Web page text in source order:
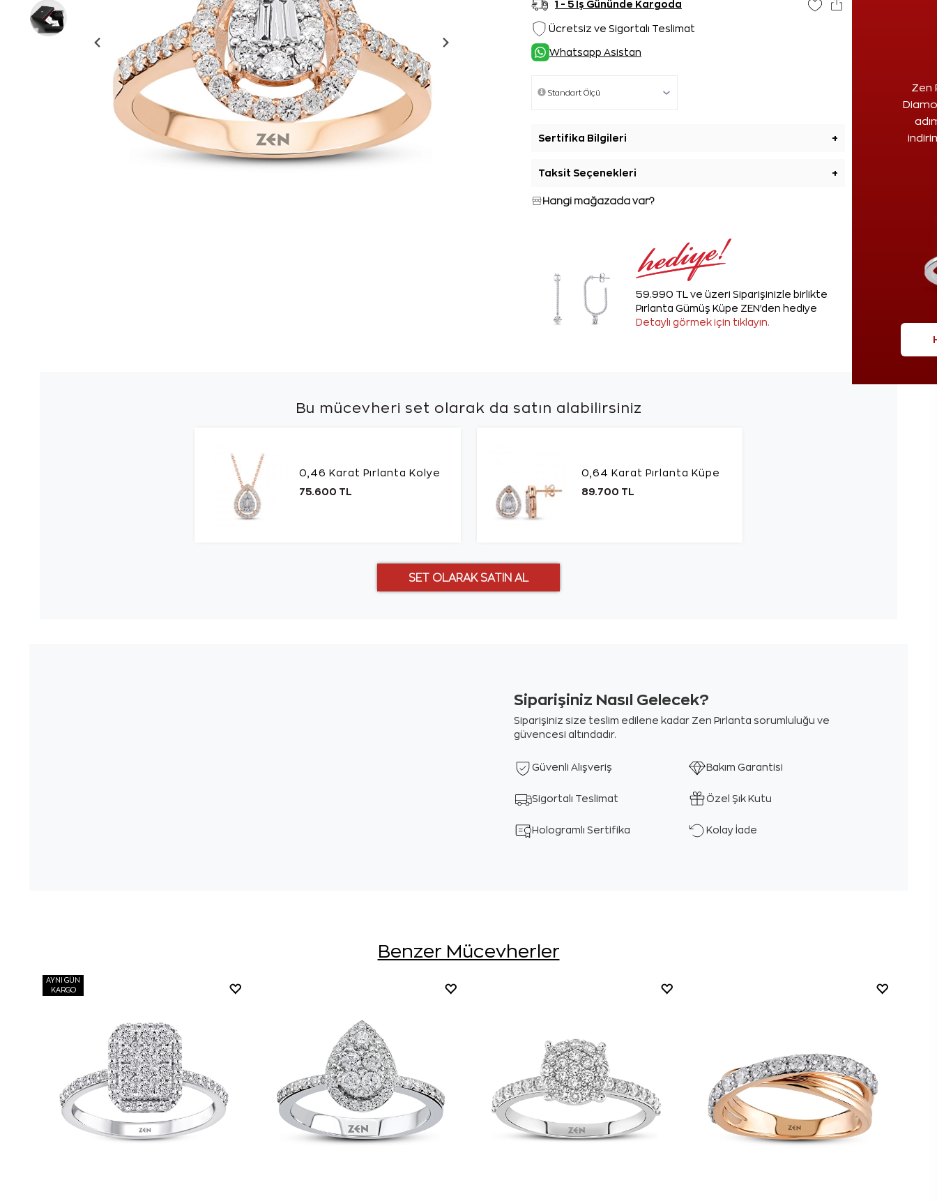
Zen
1 - 5 İş Gününde Kargoda
Ücretsiz ve Sigortalı Teslimat
Whatsapp Asistan
Sertifika Bilgileri +
Taksit Seçenekleri +
Hangi mağazada var?
59.990 TL ve üzeri Siparişinizle birlikte
Pırlanta Gümüş Küpe ZEN'den hediye
Detaylı görmek için tıklayın.
Bu mücevheri set olarak da satın alabilirsiniz
0,46 Karat Pırlanta Kolye
75.600 TL
0,64 Karat Pırlanta Küpe
89.700 TL
Siparişiniz Nasıl Gelecek?
Siparişiniz size teslim edilene kadar Zen Pırlanta sorumluluğu ve
güvencesi altındadır.
Güvenli Alışveriş Bakım Garantisi
Sigortalı Teslimat Özel Şık Kutu
Hologramlı Sertifika Kolay İade
Benzer Mücevherler
AYNI GÜN
KARGO